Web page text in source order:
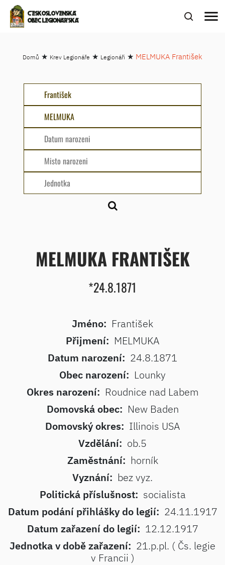
ČESKOSLOVENSKÁ
OBEC LEGIONÁŘSKÁ
menu
Domů ★ Krev Legionáře ★ Legionáři ★ MELMUKA František
MELMUKA FRANTIŠEK
*24.8.1871
Jméno: František
Přijmení: MELMUKA
Datum narození: 24.8.1871
Obec narození: Lounky
Okres narození: Roudnice nad Labem
Domovská obec: New Baden
Domovský okres: Illinois USA
Vzdělání: ob.5
Zaměstnání: horník
Vyznání: bez vyz.
Politická příslušnost: socialista
Datum podání přihlášky do legií: 24.11.1917
Datum zařazení do legií: 12.12.1917
Jednotka v době zařazení: 21.p.pl. ( Čs. legie
v Francii )